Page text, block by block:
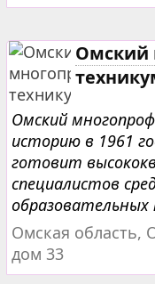
Омский
Омский
историю в 1961
готовит
специалистов
образовательных
Омская область,
дом 33